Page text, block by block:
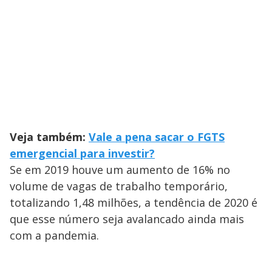
Veja também: Vale a pena sacar o FGTS
emergencial para investir?
Se em 2019 houve um aumento de 16% no
volume de vagas de trabalho temporário,
totalizando 1,48 milhões, a tendência de 2020 é
que esse número seja avalancado ainda mais
com a pandemia.